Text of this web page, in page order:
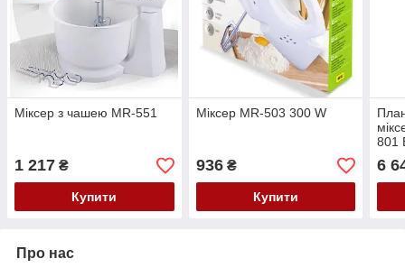
Міксер з чашею MR-551
1 217 ₴
Купити
Міксер MR-503 300 W
936₴
Купити
801
6
Про нас